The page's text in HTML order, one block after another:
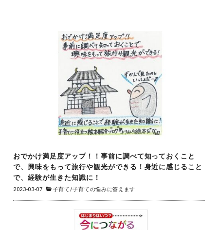
おでかけ満足度アップ！！事前に調べて知っておくこと
で、興味をもって旅行や観光ができる！身近に感じること
で、経験が生きた知識に！
2023-03-07 子育て/子育ての悩みに答えます